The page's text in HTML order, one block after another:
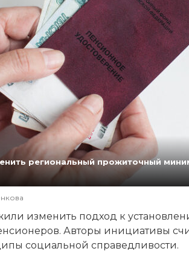
региональный прожиточный
изменить подход к
Авторы инициативы
социальной справедливости.